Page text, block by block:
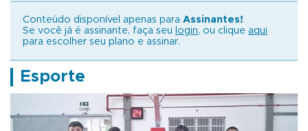
Conteúdo disponível apenas para Assinantes!
Se você já é assinante, faça seu
login, ou clique aqui
para escolher seu plano e assinar.
Esporte